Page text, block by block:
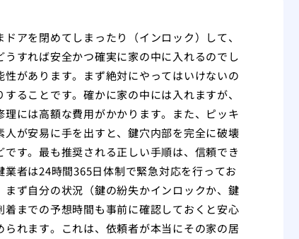
アを閉めてしまったり（インロック）して、
すれば安全かつ確実に家の中に入れるのでし
があります。まず絶対にやってはいけないの
ることです。確かに家の中には入れますが、
には高額な費用がかかります。また、ピッキ
が安易に手を出すと、鍵穴内部を完全に破壊
す。最も推奨される正しい手順は、信頼でき
者は24時間365日体制で緊急対応を行ってお
ず自分の状況（鍵の紛失かインロックか、鍵
までの予想時間も事前に確認しておくと安心
れます。これは、依頼者が本当にその家の居